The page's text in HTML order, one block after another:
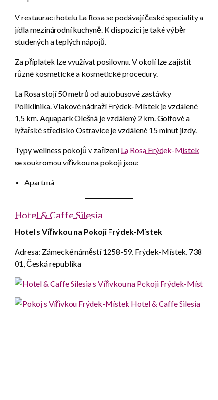
V restauraci hotelu La Rosa se podávají české speciality a
jídla mezinárodní kuchyně. K dispozici je také výběr
studených a teplých nápojů.
Za příplatek lze využívat posilovnu. V okolí lze zajistit
různé kosmetické a kosmetické procedury.
La Rosa stojí 50 metrů od autobusové zastávky
Poliklinika. Vlakové nádraží Frýdek-Místek je vzdálené
1,5 km. Aquapark Olešná je vzdálený 2 km. Golfové a
lyžařské středisko Ostravice je vzdálené 15 minut jízdy.
Typy wellness pokojů v zařízeníLa Rosa Frýdek-Místek
se soukromou vířivkou na pokoji jsou:
Apartmá
Hotel & Caffe Silesia
Hotel s Vířivkou na Pokoji Frýdek-Místek
Adresa: Zámecké náměstí 1258-59, Frýdek-Místek, 738
01, Česká republika